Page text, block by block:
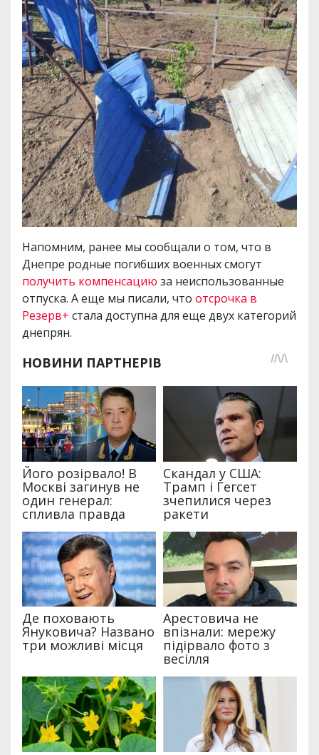
Напомним, ранее мы сообщали о том, что в
Днепре родные погибших военных смогут
получить компенсацию за неиспользованные
отпуска. А еще мы писали, что отсрочка в
Резерв+ стала доступна для еще двух категорий
днепрян.